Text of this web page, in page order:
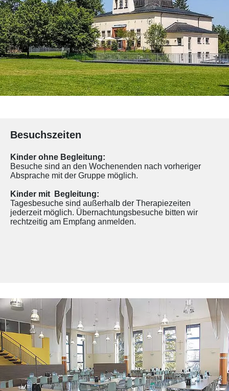
Besuchszeiten
Kinder ohne Begleitung:
Besuche sind an den Wochenenden nach vorheriger
Absprache mit der Gruppe möglich.
Kinder mit Begleitung:
Tagesbesuche sind außerhalb der Therapiezeiten
jederzeit möglich. Übernachtungsbesuche bitten wir
rechtzeitig am Empfang anmelden.